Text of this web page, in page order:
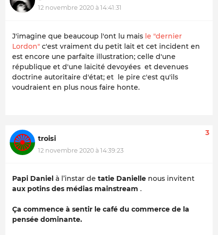
12 novembre 2020 à 14:41:31
J'imagine que beaucoup l'ont lu mais le "dernier
Lordon" c'est vraiment du petit lait et cet incident en
est encore une parfaite illustration; celle d'une
république et d'une laïcité devoyées et devenues
doctrine autoritaire d'état; et le pire c'est qu'ils
voudraient en plus nous faire honte.
troisi
12 novembre 2020 à 14:39:23
3
Papi Daniel à l’instar de tatie Danielle nous invitent
aux potins des médias mainstream .
Ça commence à sentir le café du commerce de la
pensée dominante.